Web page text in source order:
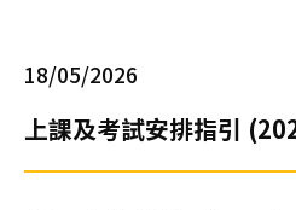
18/05/2026
上課及考試安排指引